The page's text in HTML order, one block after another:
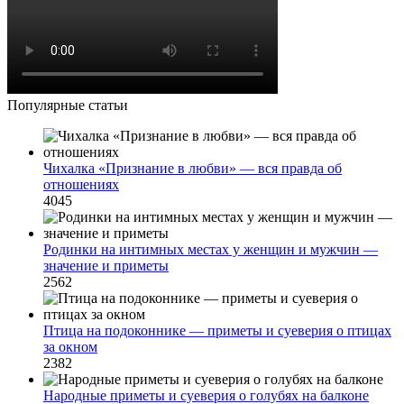
Популярные статьи
Чихалка «Признание в любви» — вся правда об
отношениях
4045
Родинки на интимных местах у женщин и мужчин —
значение и приметы
2562
Птица на подоконнике — приметы и суеверия о птицах
за окном
2382
Народные приметы и суеверия о голубях на балконе